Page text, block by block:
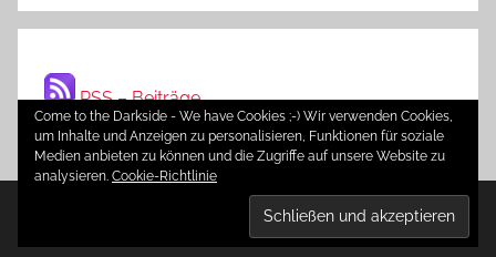
RSS – Beiträge
WordPress-Theme: Donovan von ThemeZee.
Come to the Darkside - We have Cookies ;-) Wir verwenden Cookies,
um Inhalte und Anzeigen zu personalisieren, Funktionen für soziale
Medien anbieten zu können und die Zugriffe auf unsere Website zu
analysieren. Cookie-Richtlinie